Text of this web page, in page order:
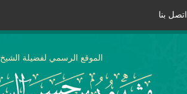
اتصل بنا
الموقع الرسمي لفضيلة الشيخ